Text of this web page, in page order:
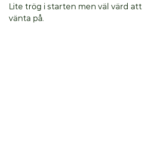
Lite trög i starten men väl värd att
vänta på.